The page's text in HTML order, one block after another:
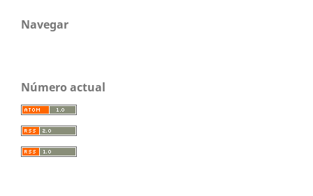
Navegar
Número actual